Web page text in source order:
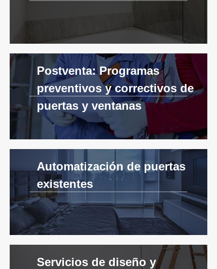
Postventa: Programas
preventivos y correctivos de
puertas y ventanas
Automatización de puertas
existentes
Servicios de diseño y